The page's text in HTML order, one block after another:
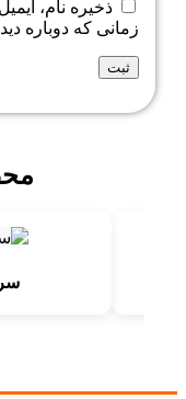
ذخیره نام،
زمانی که دوباره